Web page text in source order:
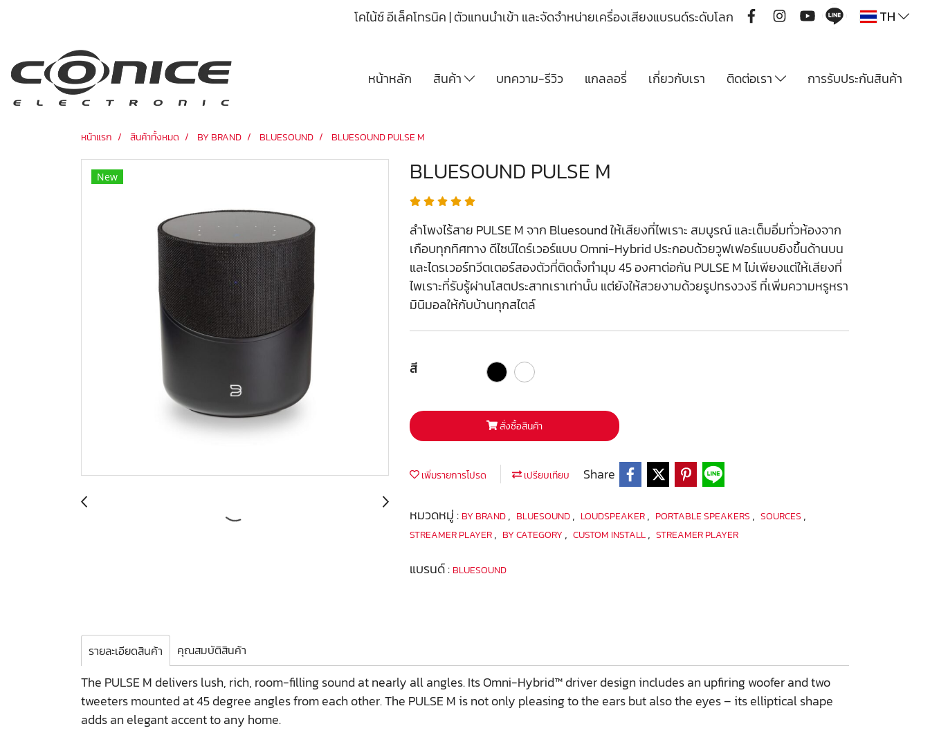
โคไน้ซ์ อีเล็คโทรนิค | ตัวแทนนำเข้า และจัดจำหน่ายเครื่องเสียงแบรนด์ระดับโลก TH
หน้าหลัก สินค้า บทความ-รีวิว แกลลอรี่ เกี่ยวกับเรา ติดต่อเรา การรับประกันสินค้า
หน้าแรก สินค้าทั้งหมด BY BRAND BLUESOUND BLUESOUND PULSE M
New BLUESOUND PULSE M
ลำโพงไร้สาย PULSE M จาก Bluesound ให้เสียงที่ไพเราะ สมบูรณ์ และเต็มอิ่มทั่วห้องจาก
เกือบทุกทิศทาง ดีไซน์ไดร์เวอร์แบบ Omni-Hybrid ประกอบด้วยวูฟเฟอร์แบบยิงขึ้นด้านบน
และไดรเวอร์ทวีตเตอร์สองตัวที่ติดตั้งทำมุม 45 องศาต่อกัน PULSE M ไม่เพียงแต่ให้เสียงที่
ไพเราะที่รับรู้ผ่านโสตประสาทเราเท่านั้น แต่ยังให้สวยงามด้วยรูปทรงวงรี ที่เพิ่มความหรูหรา
มินิมอลให้กับบ้านทุกสไตล์
สี
สั่งซื้อสินค้า
เพิ่มรายการโปรด เปรียบเทียบ Share
หมวดหมู่ : BY BRAND, BLUESOUND, LOUDSPEAKER, PORTABLE SPEAKERS , SOURCES ,
STREAMER PLAYER, BY CATEGORY , CUSTOM INSTALL, STREAMER PLAYER
แบรนด์ : BLUESOUND
รายละเอียดสินค้า คุณสมบัติสินค้า
The PULSE M delivers lush, rich, room-filling sound at nearly all angles. Its Omni-Hybrid™ driver design includes an upfiring woofer and two
tweeters mounted at 45 degree angles from each other. The PULSE M is not only pleasing to the ears but also the eyes – its elliptical shape
adds an elegant accent to any home.